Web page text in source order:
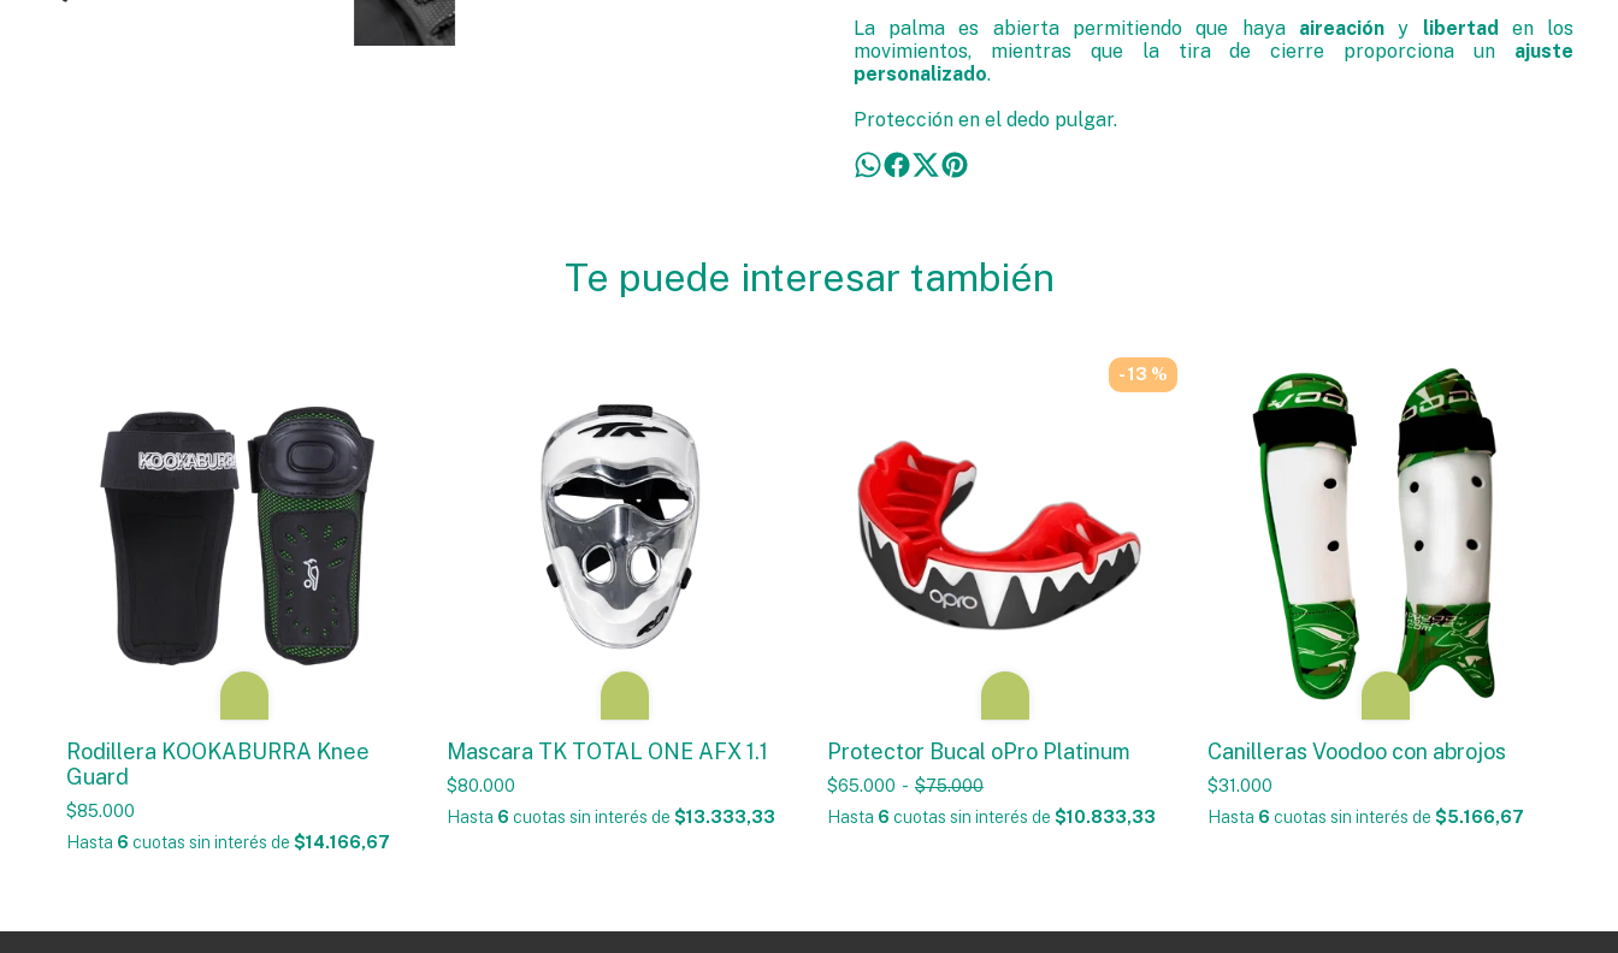
La palma es abierta permitiendo que haya aireacióny libertad en los
movimientos, mientras que la tira de cierre proporciona un ajuste
personalizado.
Protección en el dedo pulgar.
Te puede interesar también
Rodillera KOOKABURRA Knee
Guard
$85.000
Hasta 6 cuotas sin interés de $14.166,67
Mascara TK TOTAL ONE AFX 1.1
$80.000
Hasta 6 cuotas sin interés de $13.333,33
- 13 %
Protector Bucal oPro Platinum
$65.000 - $75.000
Hasta 6 cuotas sin interés de $10.833,33
Canilleras Voodoo con abrojos
$31.000
Hasta 6 cuotas sin interés de $5.166,67